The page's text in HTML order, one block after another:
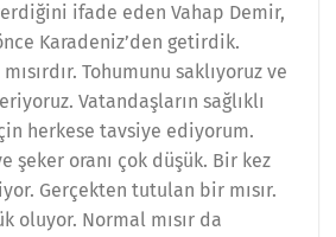
ifade eden Vahap Demir,
Karadeniz’den getirdik.
Tohumunu saklıyoruz ve
Vatandaşların sağlıklı
herkese tavsiye ediyorum.
şeker oranı çok düşük. Bir kez
Gerçekten tutulan bir mısır.
oluyor. Normal mısır da